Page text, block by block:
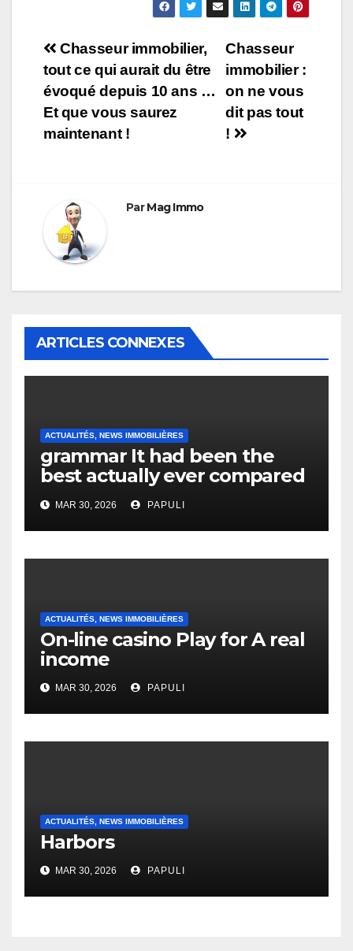
Navigation
de
l’article
Chasseur
immobilier :
on ne vous
dit pas tout
!
Chasseur immobilier,
tout ce qui aurait du être
évoqué depuis 10 ans …
Et que vous saurez
maintenant !
ParMag Immo
ARTICLES CONNEXES
ACTUALITÉS, NEWS IMMOBILIÈRES
grammar It had been the
best actually ever compared
to it’s the top actually?
English Vocabulary Learners
Heap Change
MAR 30, 2026 PAPULI
ACTUALITÉS, NEWS IMMOBILIÈRES
On-line casino Play for A real
income
MAR 30, 2026 PAPULI
ACTUALITÉS, NEWS IMMOBILIÈRES
Harbors
MAR 30, 2026 PAPULI